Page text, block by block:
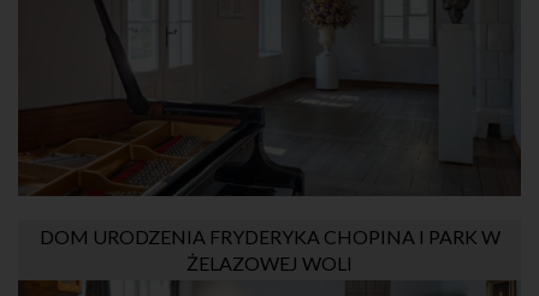
DOM URODZENIA FRYDERYKA CHOPINA I PARK W
ŻELAZOWEJ WOLI